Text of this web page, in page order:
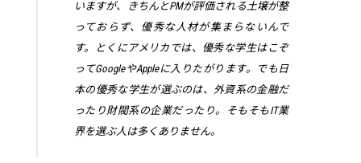
いますが、きちんとPMが評価される土壌が整
っておらず、優秀な人材が集まらないんで
す。とくにアメリカでは、優秀な学生はこぞ
ってGoogleやAppleに入りたがります。でも日
本の優秀な学生が選ぶのは、外資系の金融だ
ったり財閥系の企業だったり。そもそもIT業
界を選ぶ人は多くありません。